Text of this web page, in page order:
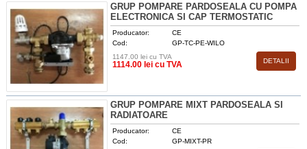
GRUP POMPARE PARDOSEALA CU POMPA
ELECTRONICA SI CAP TERMOSTATIC
Producator:
CE
Cod:
GP-TC-PE-WILO
1147.00 lei cu TVA
1114.00 lei cu TVA DETALII
GRUP POMPARE MIXT PARDOSEALA SI
RADIATOARE
Producator:
CE
Cod:
GP-MIXT-PR